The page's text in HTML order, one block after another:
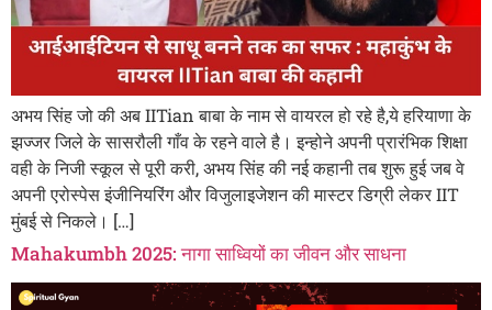
अभय सिंह जो की अब IITian बाबा के नाम से वायरल हो रहे है,ये हरियाणा के
झज्जर जिले के सासरौली गाँव के रहने वाले है। इन्होने अपनी प्रारंभिक शिक्षा
वही के निजी स्कूल से पूरी करी, अभय सिंह की नई कहानी तब शुरू हुई जब वे
अपनी एरोस्पेस इंजीनियरिंग और विजुलाइजेशन की मास्टर डिग्री लेकर IIT
मुंबई से निकले। […]
Mahakumbh 2025: नागा साध्वियों का जीवन और साधना